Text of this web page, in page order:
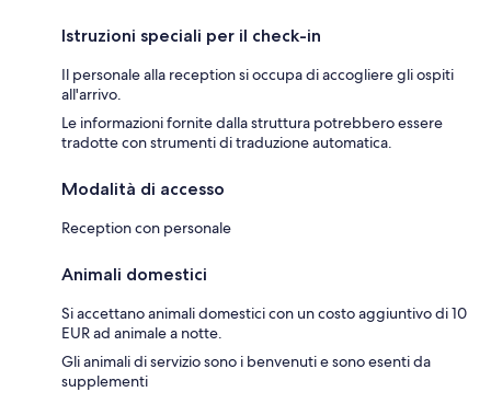
Istruzioni speciali per il check-in
Il personale alla reception si occupa di accogliere gli ospiti
all'arrivo.
Le informazioni fornite dalla struttura potrebbero essere
tradotte con strumenti di traduzione automatica.
Modalità di accesso
Reception con personale
Animali domestici
Si accettano animali domestici con un costo aggiuntivo di 10
EUR ad animale a notte.
Gli animali di servizio sono i benvenuti e sono esenti da
supplementi